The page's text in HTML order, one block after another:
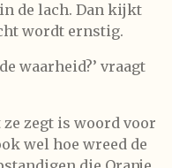
de lach. Dan kijkt
wordt ernstig.
waarheid?’ vraagt
ze zegt is woord voor
wel hoe wreed de